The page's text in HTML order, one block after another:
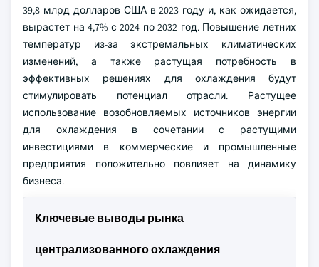
39,8 млрд долларов США в 2023 году и, как ожидается,
вырастет на 4,7% с 2024 по 2032 год. Повышение летних
температур из-за экстремальных климатических
изменений, а также растущая потребность в
эффективных решениях для охлаждения будут
стимулировать потенциал отрасли. Растущее
использование возобновляемых источников энергии
для охлаждения в сочетании с растущими
инвестициями в коммерческие и промышленные
предприятия положительно повлияет на динамику
бизнеса.
Ключевые выводы рынка
централизованного охлаждения